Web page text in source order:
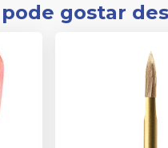
gostar